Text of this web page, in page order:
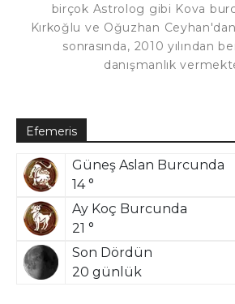
birçok Astrolog gibi Kova
Kırkoğlu ve Oğuzhan
sonrasında, 2010 yılından
danışmanlık
Efemeris
Güneş Aslan Burcunda
14 °
Ay Koç Burcunda
21 °
Son Dördün
20 günlük